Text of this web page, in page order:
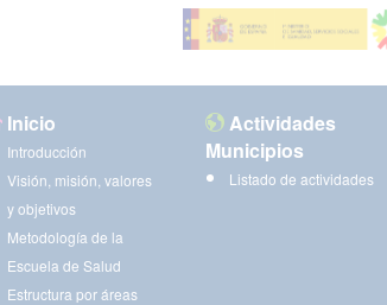
Inicio
Introducción
Visión, misión, valores
y objetivos
Metodología de la
Escuela de Salud
Estructura por áreas
Actividades
Municipios
Listado de actividades